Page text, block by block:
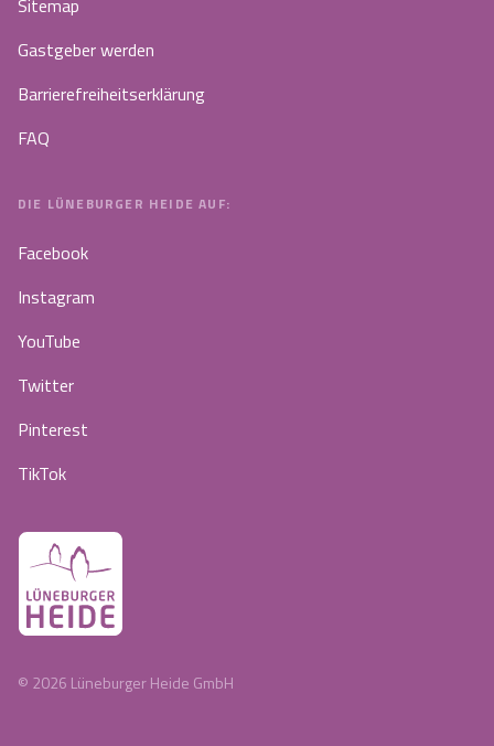
Sitemap
Gastgeber werden
Barrierefreiheitserklärung
FAQ
DIE LÜNEBURGER HEIDE AUF:
Facebook
Instagram
YouTube
Twitter
Pinterest
TikTok
© 2026 Lüneburger Heide GmbH